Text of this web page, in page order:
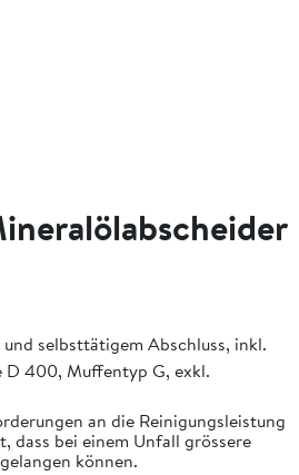
selbsttätigem Abschluss, inkl.
400, Muffentyp G, exkl.
an die Reinigungsleistung
dass bei einem Unfall grössere
können.